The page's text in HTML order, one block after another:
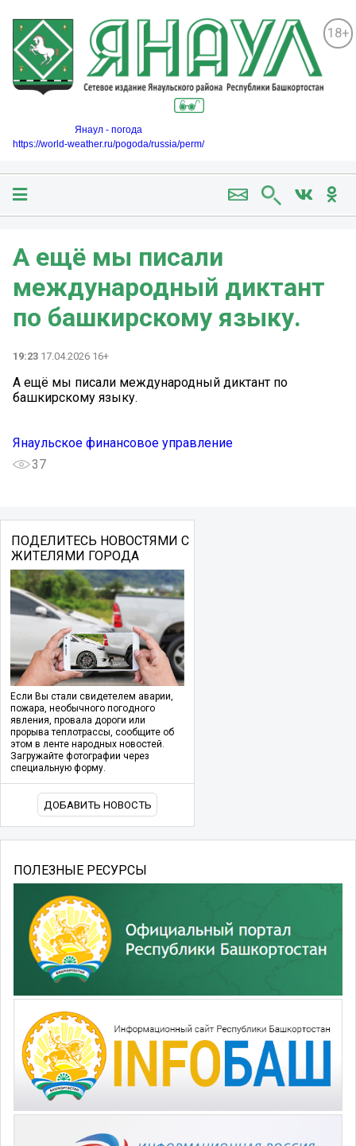
18+
Янаул - погода
https://world-weather.ru/pogoda/russia/perm/
А ещё мы писали
международный диктант
по башкирскому языку.
19:23 17.04.2026 16+
А ещё мы писали международный диктант по
башкирскому языку.
Янаульское финансовое управление
37
ПОДЕЛИТЕСЬ НОВОСТЯМИ С
ЖИТЕЛЯМИ ГОРОДА
Если Вы стали свидетелем аварии,
пожара, необычного погодного
явления, провала дороги или
прорыва теплотрассы, сообщите об
этом в ленте народных новостей.
Загружайте фотографии через
специальную форму.
ДОБАВИТЬ НОВОСТЬ
ПОЛЕЗНЫЕ РЕСУРСЫ